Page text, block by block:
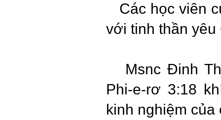
Các học viên
với tinh thần
Msnc Đinh
Phi-e-rơ 3:18
kinh nghiệm